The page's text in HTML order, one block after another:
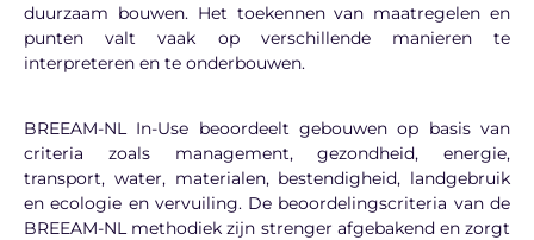
duurzaam bouwen. Het toekennen van maatregelen en
punten valt vaak op verschillende manieren te
interpreteren en te onderbouwen.
BREEAM-NL In-Use beoordeelt gebouwen op basis van
criteria zoals management, gezondheid, energie,
transport, water, materialen, bestendigheid, landgebruik
en ecologie en vervuiling. De beoordelingscriteria van de
BREEAM-NL methodiek zijn strenger afgebakend en zorgt